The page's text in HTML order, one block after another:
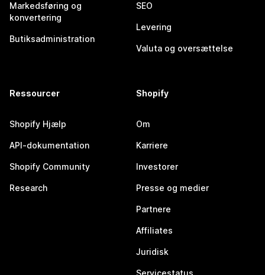
Markedsføring og
konvertering
Butiksadministration
SEO
Levering
Valuta og oversættelse
Ressourcer
Shopify Hjælp
API-dokumentation
Shopify Community
Research
Shopify
Om
Karriere
Investorer
Presse og medier
Partnere
Affiliates
Juridisk
Servicestatus